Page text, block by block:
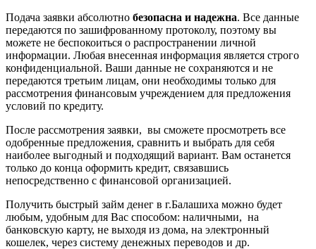
Подача заявки абсолютно безопасна и надежна. Все данные
передаются по зашифрованному протоколу, поэтому вы
можете не беспокоиться о распространении личной
информации. Любая внесенная информация является строго
конфиденциальной. Ваши данные не сохраняются и не
передаются третьим лицам, они необходимы только для
рассмотрения финансовым учреждением для предложения
условий по кредиту.
После рассмотрения заявки, вы сможете просмотреть все
одобренные предложения, сравнить и выбрать для себя
наиболее выгодный и подходящий вариант. Вам останется
только до конца оформить кредит, связавшись
непосредственно с финансовой организацией.
Получить быстрый займ денег в г.Балашиха можно будет
любым, удобным для Вас способом: наличными, на
банковскую карту, не выходя из дома, на электронный
кошелек, через систему денежных переводов и др.